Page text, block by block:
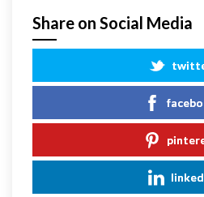
Share on Social Media